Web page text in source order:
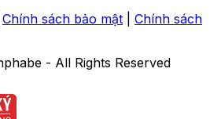
Chính sách bảo mật
Chính sách
- All Rights Reserved